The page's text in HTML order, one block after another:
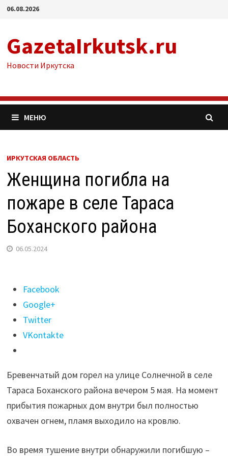
Перейти
06.08.2026
GazetaIrkutsk.ru
Новости Иркутска
МЕНЮ
ИРКУТСКАЯ ОБЛАСТЬ
Женщина погибла на
пожаре в селе Тараса
Боханского района
06.05.2024
Поделиться
"Женщина
погибла
на
пожаре
селе
Тараса
Боханского
района"
Facebook
Google+
Twitter
VKontakte
Бревенчатый дом горел на улице Солнечной в селе
Тараса Боханского района вечером 5 мая. На момент
прибытия пожарных дом внутри был полностью
охвачен огнем, пламя выходило на кровлю.
Во время тушение внутри обнаружили погибшую –